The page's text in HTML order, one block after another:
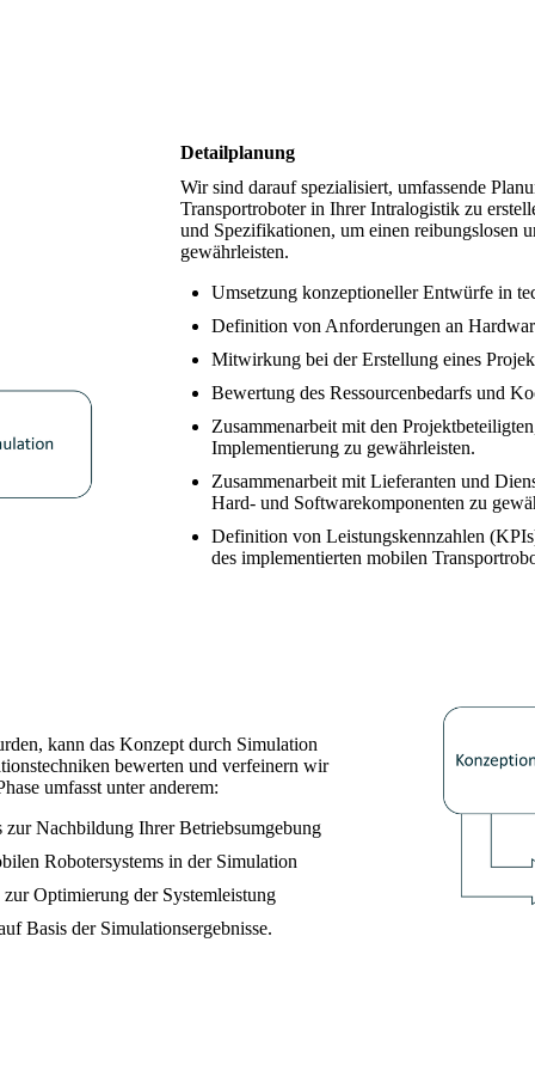
Detailplanung
Wir sind darauf spezialisiert, umfassende
Transportroboter in Ihrer Intralogistik zu
und Spezifikationen, um einen reibungslosen
gewährleisten.
Umsetzung konzeptioneller Entwürfe in
Definition von Anforderungen an
Mitwirkung bei der Erstellung eines
Bewertung des Ressourcenbedarfs und
Zusammenarbeit mit den
Implementierung zu gewährleisten.
Zusammenarbeit mit Lieferanten und
Hard- und Softwarekomponenten zu
Definition von Leistungskennzahlen
des implementierten mobilen
kann das Konzept durch Simulation
bewerten und verfeinern wir
umfasst unter anderem:
Nachbildung Ihrer Betriebsumgebung
Robotersystems in der Simulation
Optimierung der Systemleistung
Basis der Simulationsergebnisse.